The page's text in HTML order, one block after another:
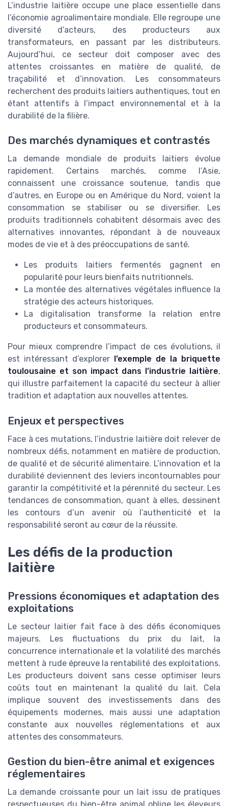
L’industrie laitière occupe une place essentielle dans
l’économie agroalimentaire mondiale. Elle regroupe une
diversité d’acteurs, des producteurs aux
transformateurs, en passant par les distributeurs.
Aujourd’hui, ce secteur doit composer avec des
attentes croissantes en matière de qualité, de
traçabilité et d’innovation. Les consommateurs
recherchent des produits laitiers authentiques, tout en
étant attentifs à l’impact environnemental et à la
durabilité de la filière.
Des marchés dynamiques et contrastés
La demande mondiale de produits laitiers évolue
rapidement. Certains marchés, comme l’Asie,
connaissent une croissance soutenue, tandis que
d’autres, en Europe ou en Amérique du Nord, voient la
consommation se stabiliser ou se diversifier. Les
produits traditionnels cohabitent désormais avec des
alternatives innovantes, répondant à de nouveaux
modes de vie et à des préoccupations de santé.
Les produits laitiers fermentés gagnent en
popularité pour leurs bienfaits nutritionnels.
La montée des alternatives végétales influence la
stratégie des acteurs historiques.
La digitalisation transforme la relation entre
producteurs et consommateurs.
Pour mieux comprendre l’impact de ces évolutions, il
est intéressant d’explorer
l’exemple de la briquette
toulousaine et son impact dans l’industrie laitière,
qui illustre parfaitement la capacité du secteur à allier
tradition et adaptation aux nouvelles attentes.
Enjeux et perspectives
Face à ces mutations, l’industrie laitière doit relever de
nombreux défis, notamment en matière de production,
de qualité et de sécurité alimentaire. L’innovation et la
durabilité deviennent des leviers incontournables pour
garantir la compétitivité et la pérennité du secteur. Les
tendances de consommation, quant à elles, dessinent
les contours d’un avenir où l’authenticité et la
responsabilité seront au cœur de la réussite.
Les défis de la production
laitière
Pressions économiques et adaptation des
exploitations
Le secteur laitier fait face à des défis économiques
majeurs. Les fluctuations du prix du lait, la
concurrence internationale et la volatilité des marchés
mettent à rude épreuve la rentabilité des exploitations.
Les producteurs doivent sans cesse optimiser leurs
coûts tout en maintenant la qualité du lait. Cela
implique souvent des investissements dans des
équipements modernes, mais aussi une adaptation
constante aux nouvelles réglementations et aux
attentes des consommateurs.
Gestion du bien-être animal et exigences
réglementaires
La demande croissante pour un lait issu de pratiques